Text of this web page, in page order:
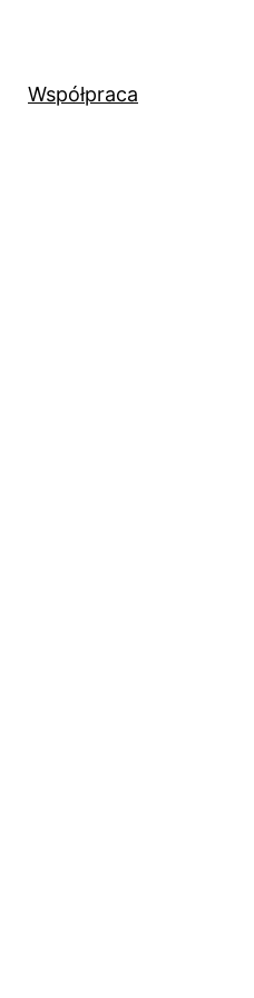
Współpraca